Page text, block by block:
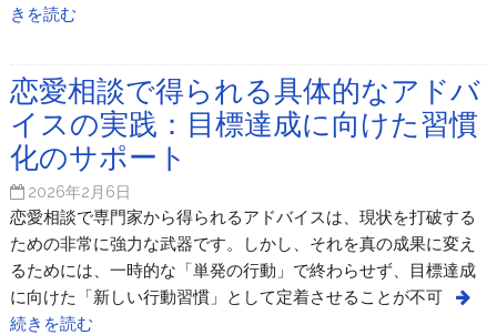
きを読む
恋愛相談で得られる具体的なアドバ
イスの実践：目標達成に向けた習慣
化のサポート
2026年2月6日
恋愛相談で専門家から得られるアドバイスは、現状を打破する
ための非常に強力な武器です。しかし、それを真の成果に変え
るためには、一時的な「単発の行動」で終わらせず、目標達成
に向けた「新しい行動習慣」として定着させることが不可
続きを読む